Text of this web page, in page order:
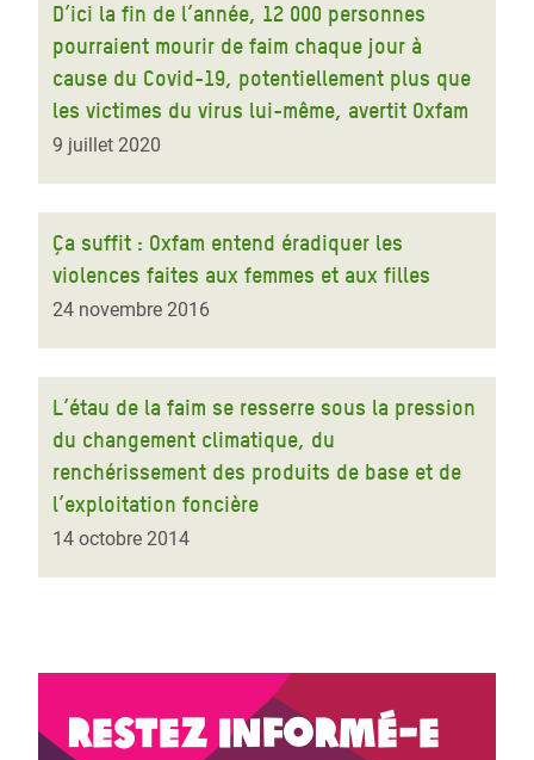
D’ici la fin de l’année, 12 000 personnes
pourraient mourir de faim chaque jour à
cause du Covid-19, potentiellement plus que
les victimes du virus lui-même, avertit Oxfam
9 juillet 2020
Ça suffit : Oxfam entend éradiquer les
violences faites aux femmes et aux filles
24 novembre 2016
L’étau de la faim se resserre sous la pression
du changement climatique, du
renchérissement des produits de base et de
l’exploitation foncière
14 octobre 2014
Restez informé-e